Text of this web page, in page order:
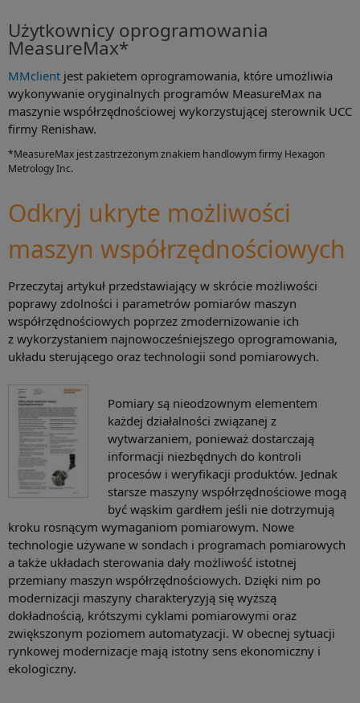
Użytkownicy oprogramowania
MeasureMax*
MMclient jest pakietem oprogramowania, które umożliwia
wykonywanie oryginalnych programów MeasureMax na
maszynie współrzędnościowej wykorzystującej sterownik UCC
firmy Renishaw.
*MeasureMax jest zastrzeżonym znakiem handlowym firmy Hexagon
Metrology Inc.
Odkryj ukryte możliwości
maszyn współrzędnościowych
Przeczytaj artykuł przedstawiający w skrócie możliwości
poprawy zdolności i parametrów pomiarów maszyn
współrzędnościowych poprzez zmodernizowanie ich
z wykorzystaniem najnowocześniejszego oprogramowania,
układu sterującego oraz technologii sond pomiarowych.
Pomiary są nieodzownym elementem
każdej działalności związanej z
wytwarzaniem, ponieważ dostarczają
informacji niezbędnych do kontroli
procesów i weryfikacji produktów. Jednak
starsze maszyny współrzędnościowe mogą
być wąskim gardłem jeśli nie dotrzymują
kroku rosnącym wymaganiom pomiarowym. Nowe
technologie używane w sondach i programach pomiarowych
a także układach sterowania dały możliwość istotnej
przemiany maszyn współrzędnościowych. Dzięki nim po
modernizacji maszyny charakteryzyją się wyższą
dokładnością, krótszymi cyklami pomiarowymi oraz
zwiększonym poziomem automatyzacji. W obecnej sytuacji
rynkowej modernizacje mają istotny sens ekonomiczny i
ekologiczny.